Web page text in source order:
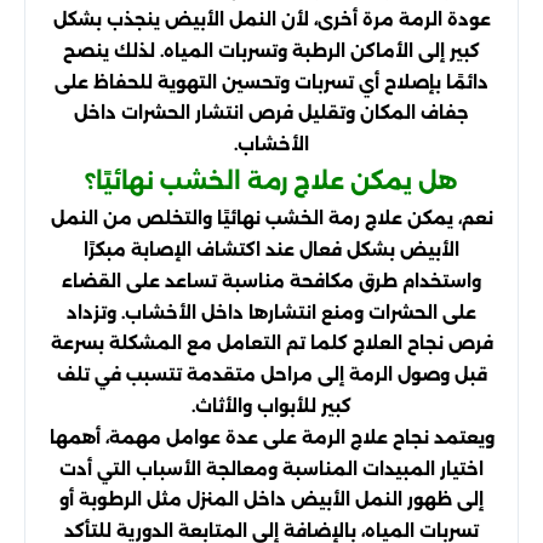
عودة الرمة مرة أخرى، لأن النمل الأبيض ينجذب بشكل
كبير إلى الأماكن الرطبة وتسربات المياه. لذلك ينصح
دائمًا بإصلاح أي تسربات وتحسين التهوية للحفاظ على
جفاف المكان وتقليل فرص انتشار الحشرات داخل
الأخشاب.
هل يمكن علاج رمة الخشب نهائيًا؟
نعم، يمكن علاج رمة الخشب نهائيًا والتخلص من النمل
الأبيض بشكل فعال عند اكتشاف الإصابة مبكرًا
واستخدام طرق مكافحة مناسبة تساعد على القضاء
على الحشرات ومنع انتشارها داخل الأخشاب. وتزداد
فرص نجاح العلاج كلما تم التعامل مع المشكلة بسرعة
قبل وصول الرمة إلى مراحل متقدمة تتسبب في تلف
كبير للأبواب والأثاث.
ويعتمد نجاح علاج الرمة على عدة عوامل مهمة، أهمها
اختيار المبيدات المناسبة ومعالجة الأسباب التي أدت
إلى ظهور النمل الأبيض داخل المنزل مثل الرطوبة أو
تسربات المياه، بالإضافة إلى المتابعة الدورية للتأكد